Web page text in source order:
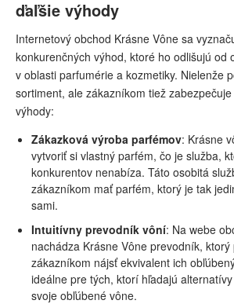
ďaľšie výhody
Internetový obchod Krásne Vône sa
konkurenčných výhod, ktoré ho odlišujú od
v oblasti parfumérie a kozmetiky. Nielenže
sortiment, ale zákazníkom tiež
výhody:
Zákazková výroba parfémov: Krásne
vytvoriť si vlastný parfém, čo je služba,
konkurentov nenabíza. Táto osobitá
zákazníkom mať parfém, ktorý je tak
sami.
Intuitívny prevodník vôní: Na webe
nachádza Krásne Vône prevodník, ktorý
zákazníkom nájsť ekvivalent ich
ideálne pre tých, ktorí hľadajú
svoje obľúbené vône.